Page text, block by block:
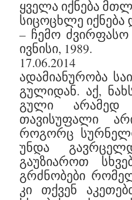
ყველა იქნება
სიცოცხლე იქნება
– ჩემო
ივნისი, 1989.
17.06.2014
ადამიანურობა
გულიდან. აქ,
გული
თავისუფალი
როგორც
უნდა
გაუზიაროთ
გრძნობები
კი თქვენ